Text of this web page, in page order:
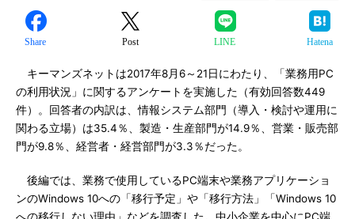
Share Post LINE Hatena
キーマンズネットは2017年8月6～21日にわたり、「業務用PC
の利用状況」に関するアンケートを実施した（有効回答数449
件）。回答者の内訳は、情報システム部門（導入・検討や運用に
関わる立場）は35.4％、製造・生産部門が14.9％、営業・販売部
門が9.8％、経営者・経営部門が3.3％だった。
後編では、業務で使用しているPC端末や業務アプリケーショ
ンのWindows 10への「移行予定」や「移行方法」「Windows 10